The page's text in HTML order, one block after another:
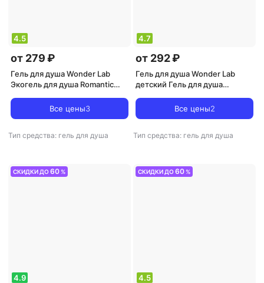
4.5
от 279 ₽
Гель для душа Wonder Lab
Экогель для душа Romantic
Все цены3
Тип средства: гель для душа
4.7
от 292 ₽
Гель для душа Wonder Lab
детский Гель для душа
Все цены2
Тип средства: гель для душа
СКИДКИ ДО60 %
4.9
СКИДКИ ДО60 %
4.5